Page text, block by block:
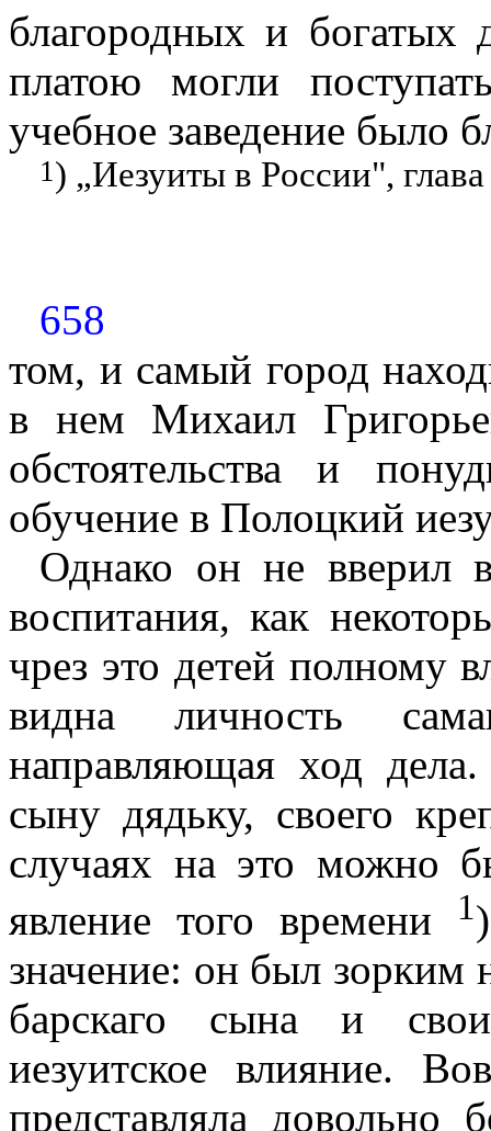
благородных и богатых
платою могли
учебное заведение было
1) „Иезуиты в Poccии",
658
том, и самый город
в нем Михаил
обстоятельства и
обучение в Полоцкий
Однако он не вверил
воспитания, как
чрез это детей полному
видна личность
направляющая ход
сыну дядьку, своего
случаях на это можно
явление того времени 1
значение: он был зорким
барскаго сына и
иезуитское влияние.
представляла